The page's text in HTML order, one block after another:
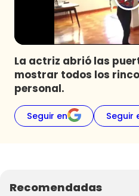
La actriz abrió las
mostrar todos los
personal.
Seguir en Seguir
Recomendadas
Club De La Comedia
Contigo en Directo
Plan Perfecto
El Tiempo
Sabingo